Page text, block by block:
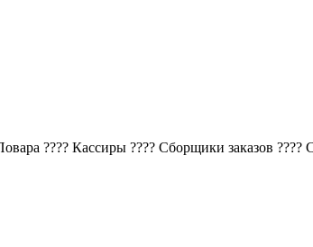
???? Кассиры ???? Сборщики заказов ????